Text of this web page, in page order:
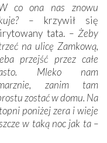
co ona nas znowu
– krzywił się
tata. – Żeby
na ulicę Zamkową,
przejść przez całe
Mleko nam
zanim tam
zostać w domu. Na
poniżej zera i wieje
w taką noc jak ta –